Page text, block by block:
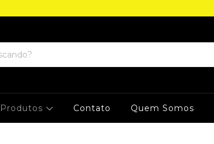
Produtos Contato Quem Somos